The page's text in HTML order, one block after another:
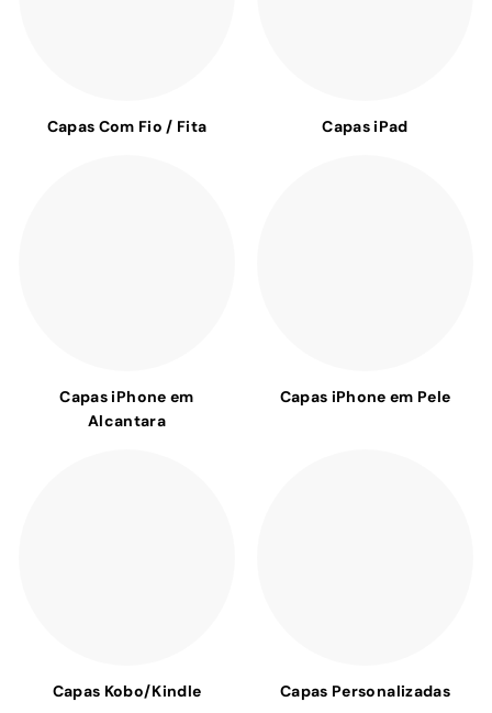
Capas Com Fio / Fita Capas iPad
Capas iPhone em
Alcantara
Capas iPhone em Pele
Capas Kobo/Kindle Capas Personalizadas